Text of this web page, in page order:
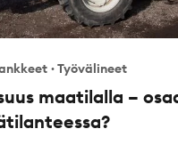
·Työvälineet
maatilalla –